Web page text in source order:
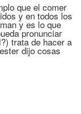
que el comer
y en todos los
y es lo que
pronunciar
trata de hacer a
dijo cosas